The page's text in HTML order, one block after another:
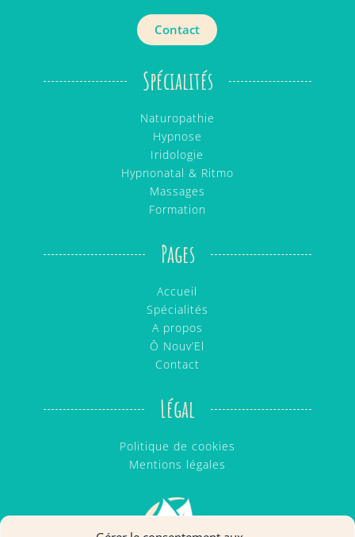
Contact
Spécialités
Naturopathie
Hypnose
Iridologie
Hypnonatal & Ritmo
Massages
Formation
Pages
Accueil
Spécialités
A propos
Ô Nouv’El
Contact
Légal
Politique de cookies
Mentions légales